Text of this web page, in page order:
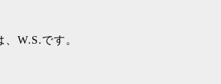
W.S.です。